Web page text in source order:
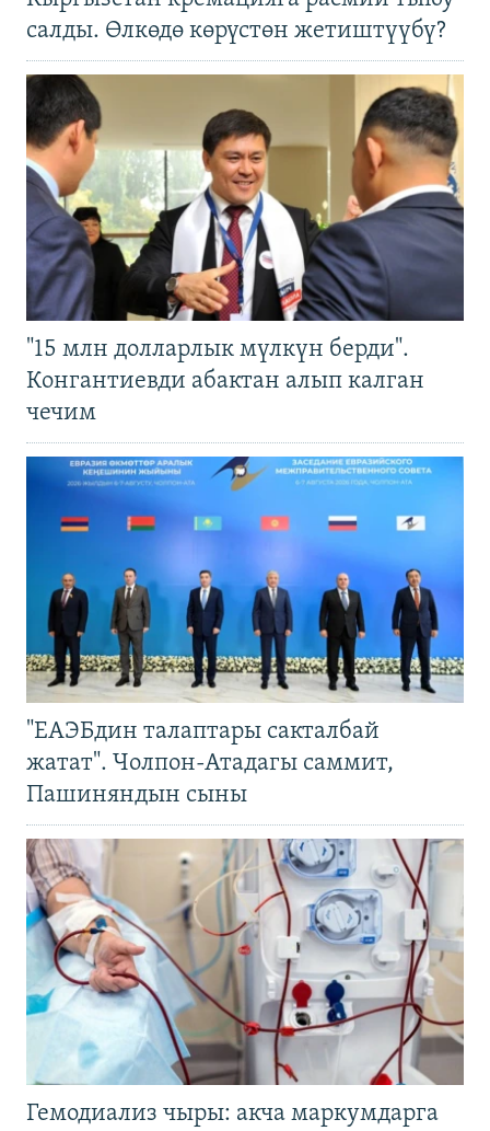
салды. Өлкөдө көрүстөн жетиштүүбү?
"15 млн долларлык мүлкүн берди".
Конгантиевди абактан алып калган
чечим
"ЕАЭБдин талаптары сакталбай
жатат". Чолпон-Атадагы саммит,
Пашиняндын сыны
Гемодиализ чыры: акча маркумдарга